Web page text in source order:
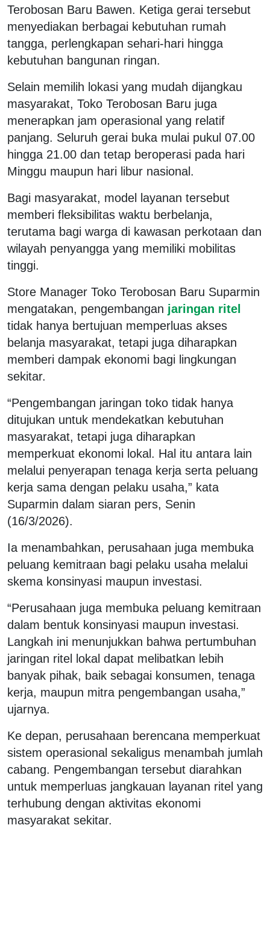
Terobosan Baru Bawen. Ketiga gerai tersebut
menyediakan berbagai kebutuhan rumah
tangga, perlengkapan sehari-hari hingga
kebutuhan bangunan ringan.
Selain memilih lokasi yang mudah dijangkau
masyarakat, Toko Terobosan Baru juga
menerapkan jam operasional yang relatif
panjang. Seluruh gerai buka mulai pukul 07.00
hingga 21.00 dan tetap beroperasi pada hari
Minggu maupun hari libur nasional.
Bagi masyarakat, model layanan tersebut
memberi fleksibilitas waktu berbelanja,
terutama bagi warga di kawasan perkotaan dan
wilayah penyangga yang memiliki mobilitas
tinggi.
Store Manager Toko Terobosan Baru Suparmin
mengatakan, pengembangan jaringan ritel
tidak hanya bertujuan memperluas akses
belanja masyarakat, tetapi juga diharapkan
memberi dampak ekonomi bagi lingkungan
sekitar.
“Pengembangan jaringan toko tidak hanya
ditujukan untuk mendekatkan kebutuhan
masyarakat, tetapi juga diharapkan
memperkuat ekonomi lokal. Hal itu antara lain
melalui penyerapan tenaga kerja serta peluang
kerja sama dengan pelaku usaha,” kata
Suparmin dalam siaran pers, Senin
(16/3/2026).
Ia menambahkan, perusahaan juga membuka
peluang kemitraan bagi pelaku usaha melalui
skema konsinyasi maupun investasi.
“Perusahaan juga membuka peluang kemitraan
dalam bentuk konsinyasi maupun investasi.
Langkah ini menunjukkan bahwa pertumbuhan
jaringan ritel lokal dapat melibatkan lebih
banyak pihak, baik sebagai konsumen, tenaga
kerja, maupun mitra pengembangan usaha,”
ujarnya.
Ke depan, perusahaan berencana memperkuat
sistem operasional sekaligus menambah jumlah
cabang. Pengembangan tersebut diarahkan
untuk memperluas jangkauan layanan ritel yang
terhubung dengan aktivitas ekonomi
masyarakat sekitar.